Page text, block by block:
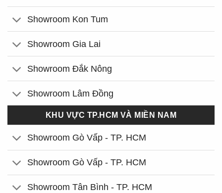
Showroom Kon Tum
Showroom Gia Lai
Showroom Đắk Nông
Showroom Lâm Đồng
KHU VỰC TP.HCM VÀ MIỀN NAM
Showroom Gò Vấp - TP. HCM
Showroom Gò Vấp - TP. HCM
Showroom Tân Bình - TP. HCM